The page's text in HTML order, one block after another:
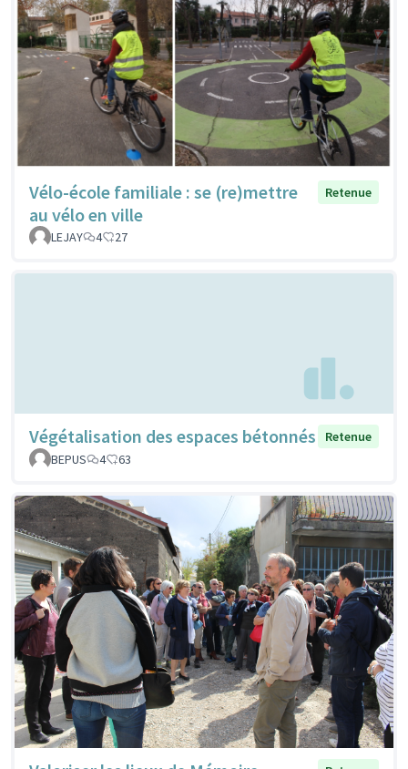
Vélo-école familiale : se (re)mettre
au vélo en ville
Retenue
LEJAY 4 27
Végétalisation des espaces bétonnés
Retenue
BEPUS
4 63